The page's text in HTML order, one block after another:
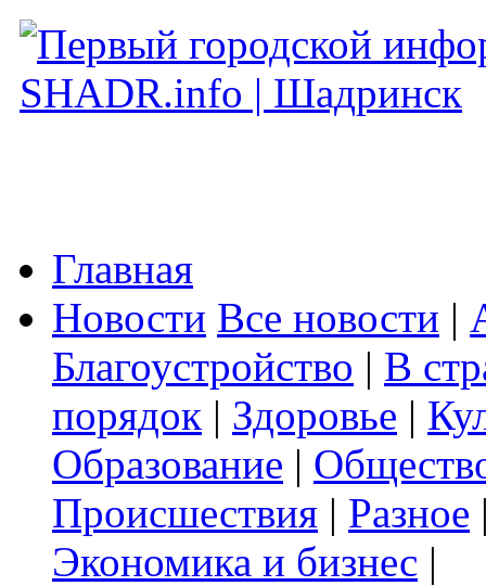
Главная
Новости Все новости |
Благоустройство | В
порядок | Здоровье |
Образование |
Происшествия | Разное
Экономика и бизнес |